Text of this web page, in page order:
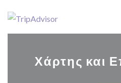
Χάρτης και